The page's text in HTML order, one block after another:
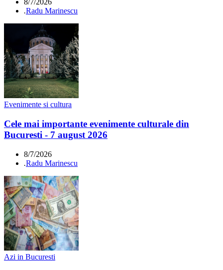
8/7/2026
.Radu Marinescu
Evenimente si cultura
Cele mai importante evenimente culturale din
Bucuresti - 7 august 2026
8/7/2026
.Radu Marinescu
Azi in Bucuresti